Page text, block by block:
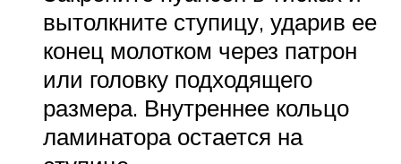
вытолкните ступицу, ударив ее
конец молотком через патрон
или головку подходящего
размера. Внутреннее кольцо
ламинатора остается на